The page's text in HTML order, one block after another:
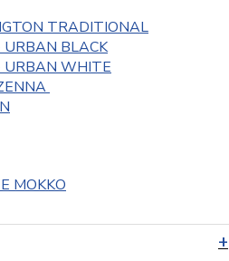
TRADITIONAL
URBAN BLACK
URBAN WHITE
MOKKO